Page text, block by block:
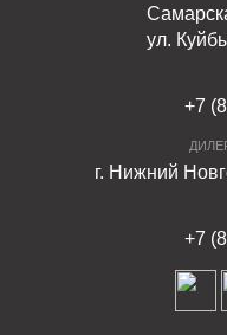
ул.
+7
г. Нижний
+7